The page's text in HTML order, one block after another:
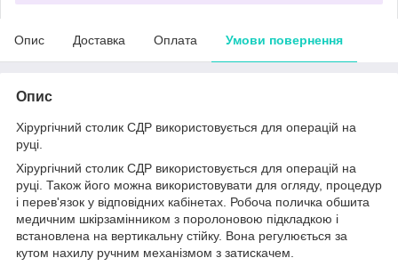
Опис Доставка Оплата Умови повернення
Опис
Хірургічний столик СДР використовується для операцій на
руці.
Хірургічний столик СДР використовується для операцій на
руці. Також його можна використовувати для огляду, процедур
і перев'язок у відповідних кабінетах. Робоча поличка обшита
медичним шкірзамінником з поролоновою підкладкою і
встановлена на вертикальну стійку. Вона регулюється за
кутом нахилу ручним механізмом з затискачем.